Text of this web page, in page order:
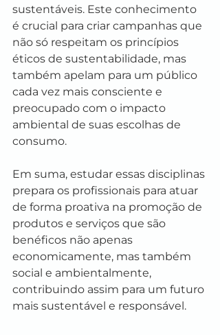
sustentáveis. Este conhecimento
é crucial para criar campanhas que
não só respeitam os princípios
éticos de sustentabilidade, mas
também apelam para um público
cada vez mais consciente e
preocupado com o impacto
ambiental de suas escolhas de
consumo.
Em suma, estudar essas disciplinas
prepara os profissionais para atuar
de forma proativa na promoção de
produtos e serviços que são
benéficos não apenas
economicamente, mas também
social e ambientalmente,
contribuindo assim para um futuro
mais sustentável e responsável.